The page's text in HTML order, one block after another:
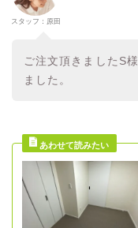
スタッフ：原田
ご注文頂きましたS
ました。